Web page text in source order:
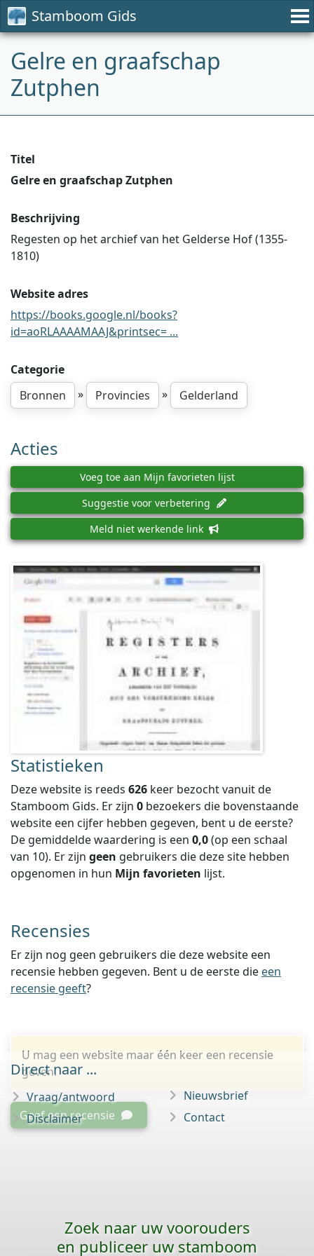
Stamboom Gids
Gelre en graafschap
Zutphen
Titel
Gelre en graafschap Zutphen
Beschrijving
Regesten op het archief van het Gelderse Hof (1355-
1810)
Website adres
https://books.google.nl/books?
id=aoRLAAAAMAAJ&printsec= ...
Categorie
Bronnen
» Provincies » Gelderland
Acties
Voeg toe aan Mijn favorieten lijst
Suggestie voor verbetering
Meld niet werkende link
Statistieken
Deze website is reeds 626 keer bezocht vanuit de
Stamboom Gids. Er zijn 0 bezoekers die bovenstaande
website een cijfer hebben gegeven, bent u de eerste?
De gemiddelde waardering is een 0,0(op een schaal
van 10). Er zijn geen gebruikers die deze site hebben
opgenomen in hun Mijn favorieten lijst.
Recensies
Er zijn nog geen gebruikers die deze website een
recensie hebben gegeven. Bent u de eerste die een
recensie geeft?
U mag een website maar één keer een recensie
geven.
Geef een recensie
Direct naar ...
Vraag/antwoord
Disclaimer
Nieuwsbrief
Contact
Zoek naar uw voorouders
en publiceer uw stamboom